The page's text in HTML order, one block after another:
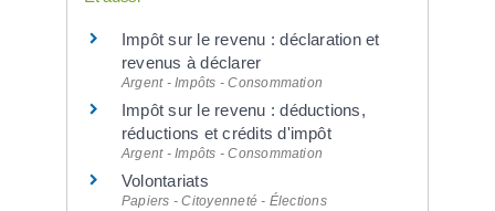
Impôt sur le revenu : déclaration et
revenus à déclarer
Argent - Impôts - Consommation
Impôt sur le revenu : déductions,
réductions et crédits d'impôt
Argent - Impôts - Consommation
Volontariats
Papiers - Citoyenneté - Élections